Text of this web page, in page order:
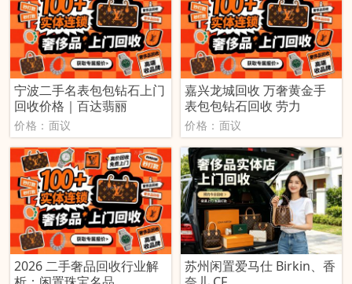
宁波二手名表包包钻石上门
回收价格｜百达翡丽
价格：面议
嘉兴龙城回收 万奢黄金手
表包包钻石回收 劳力
价格：面议
2026 二手奢品回收行业解
苏州闲置爱马仕 Birkin、香